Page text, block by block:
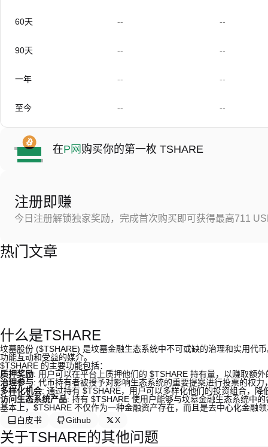
60天 -- --
90天 -- --
一年 -- --
至今 -- --
在P网 购买你的第一枚 TSHARE
注册即赚
今日注册解锁独家奖励，完成首次购买即可获得最高711
热门文章
什么是TSHARE
坟墓股份 ($TSHARE) 是坟墓金融生态系统中不可或缺的治理和实用代
功能互动和受益的媒介。
$TSHARE 的主要功能包括：
质押奖励: 用户可以在平台上质押他们的 $TSHARE 持有量，以赚取额
治理参与: 代币持有者被授予对影响生态系统的重要提案进行投票的权
多样化机会: 通过持有 $TSHARE，用户可以多样化他们的投资组合，降
访问生态系统产品: 持有 $TSHARE 使用户能够与坟墓金融生态系统中
基本上，$TSHARE 不仅作为一种金融资产存在，而且是去中心化金融
白皮书
Github X
关于TSHARE的其他问题